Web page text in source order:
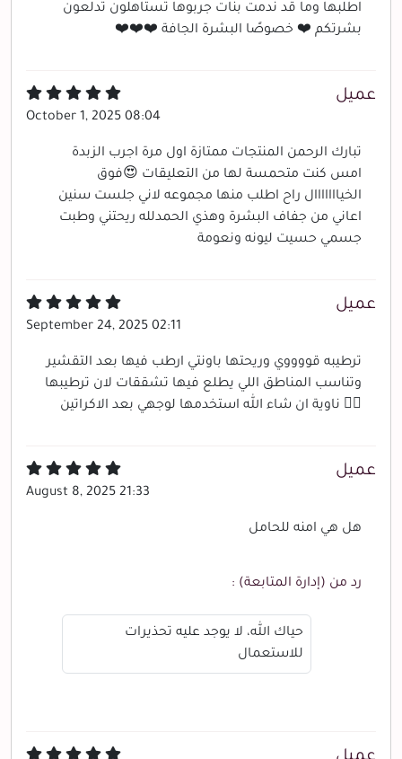
اطلبها وما قد ندمت بنات جربوها تستاهلون تدلعون
بشرتكم ❤️ خصوصًا البشرة الجافة ❤️❤️❤️
عميل
October 1, 2025 08:04
تبارك الرحمن المنتجات ممتازة اول مرة اجرب الزبدة
امس كنت متحمسة لها من التعليقات 😍فوق
الخيااااااال راح اطلب منها مجموعه لاني جلست سنين
اعاني من جفاف البشرة وهذي الحمدلله ريحتني وطبت
جسمي حسيت ليونه ونعومة
عميل
September 24, 2025 02:11
ترطيبه قووووي وريحتها باونتي ارطب فيها بعد التقشير
وتناسب المناطق اللي يطلع فيها تشققات لان ترطيبها
👍🏻 ناوية ان شاء الله استخدمها لوجهي بعد الاكراتين
عميل
August 8, 2025 21:33
هل هي امنه للحامل
رد من (إدارة المتابعة) :
حياك الله، لا يوجد عليه تحذيرات
للاستعمال